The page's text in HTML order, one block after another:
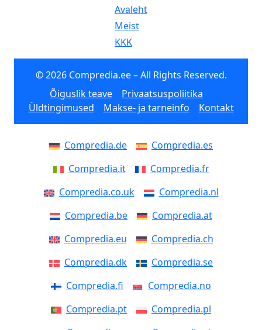
Avaleht
Meist
KKK
© 2026 Compredia.ee – All Rights Reserved.
Õiguslik teave
Privaatsuspoliitika
Üldtingimused
Makse- ja tarneinfo Kontakt
Compredia.de
Compredia.es
Compredia.it
Compredia.fr
Compredia.co.uk
Compredia.nl
Compredia.be
Compredia.at
Compredia.eu
Compredia.ch
Compredia.dk
Compredia.se
Compredia.fi
Compredia.no
Compredia.pt
Compredia.pl